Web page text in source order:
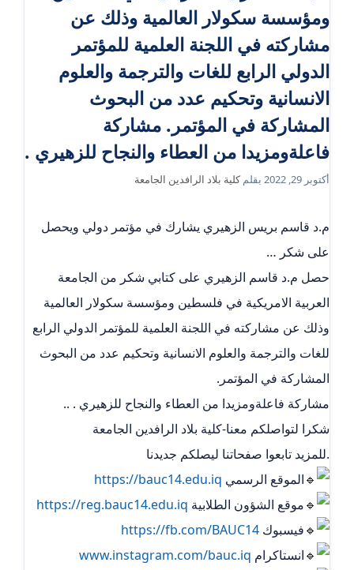
ومؤسسة سكولار العالمية وذلك عن
مشاركته في اللجنة العلمية للمؤتمر
الدولي الرابع للغات والترجمة والعلوم
الانسانية وتحكيم عدد من البحوث
المشاركة في المؤتمر. مشاركة
فاعلةومزيدا من العطاء والنجاح للزهيري .
أكتوبر 29, 2022 بقلمكلية بلاد الرافدين الجامعة
م.د قاسم بريس الزهيري يشارك في مؤتمر دولي ويحصل
على شكر …
حصل م.د قاسم الزهيري على كتابي شكر من الجامعة
العربية الامريكية في فلسطين ومؤسسة سكولار العالمية
وذلك عن مشاركته في اللجنة العلمية للمؤتمر الدولي الرابع
للغات والترجمة والعلوم الانسانية وتحكيم عدد من البحوث
المشاركة في المؤتمر.
مشاركة فاعلةومزيدا من العطاء والنجاح للزهيري . ..
شكرا لتواصلكم معنا-كلية بلاد الرافدين الجامعة
.للمزيد تابعوا صفحاتنا ليصلكم جديدنا
الموقع الرسمي https://bauc14.edu.iq
موقع الشؤون الطلابية https://reg.bauc14.edu.iq
فيسبوك https://fb.com/BAUC14
انستاكرام www.instagram.com/bauc.iq